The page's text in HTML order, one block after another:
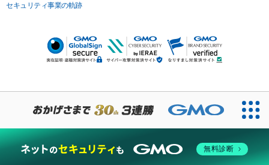
セキュリティ事業の軌跡
無料診断